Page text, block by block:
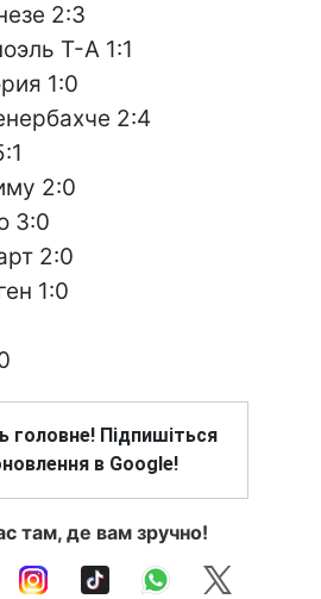
2:3
Т-А 1:1
1:0
2:4
2:0
3:0
2:0
1:0
головне! Підпишіться
в Google!
там, де вам зручно!